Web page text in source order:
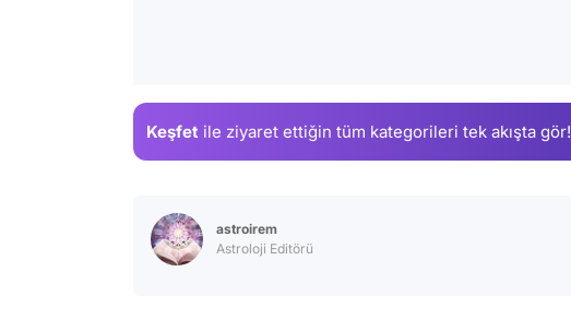
Keşfet ile ziyaret ettiğin tüm kategorileri tek akışta gör!
astroirem
Astroloji Editörü